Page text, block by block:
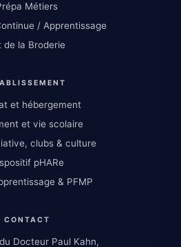
Métiers
/ Apprentissage
de la Broderie
et hébergement
et vie scolaire
clubs & culture
pHARe
& PFMP
CONTACT
Docteur Paul Kahn,